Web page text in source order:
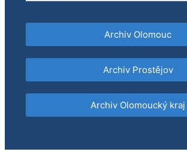
televizního vysílání je Rada pro
televizní vysílání.
Archiv Olomouc
Archiv Prostějov
Archiv Olomoucký kraj